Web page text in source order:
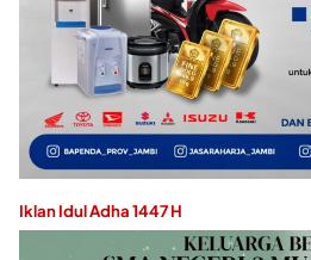
Iklan Idul Adha 1447 H